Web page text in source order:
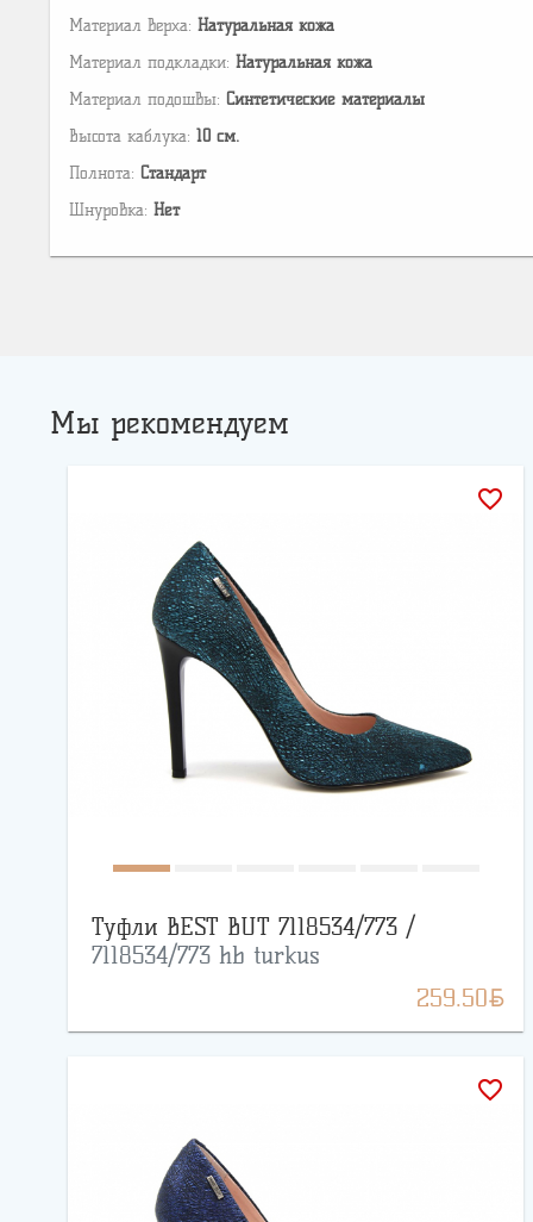
Материал верха: Натуральная кожа
Материал подкладки: Натуральная кожа
Материал подошвы: Cинтетические материалы
Высота каблука: 10 см.
Полнота: Стандарт
Шнуровка: Нет
Мы рекомендуем
favorite_border
Туфли BEST BUT 7118534/773 /
7118534/773 hb turkus
259.50BYN
favorite_border